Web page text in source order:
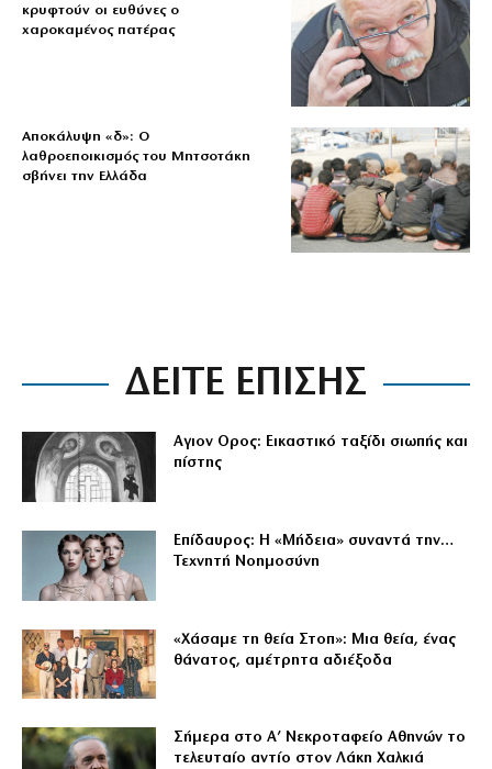
κρυφτούν οι ευθύνες ο
χαροκαμένος πατέρας
Αποκάλυψη «δ»: Ο
λαθροεποικισμός του Μητσοτάκη
σβήνει την Ελλάδα
ΔΕΙΤΕ ΕΠΙΣΗΣ
Αγιον Ορος: Εικαστικό ταξίδι σιωπής και
πίστης
Επίδαυρος: Η «Μήδεια» συναντά την…
Τεχνητή Νοημοσύνη
«Χάσαμε τη θεία Στοπ»: Μια θεία, ένας
θάνατος, αμέτρητα αδιέξοδα
Σήμερα στο Α’ Νεκροταφείο Αθηνών το
τελευταίο αντίο στον Λάκη Χαλκιά